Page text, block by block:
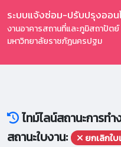
ระบบแจ้งซ่อม-ปรับปรุงออน
งานอาคารสถานที่และภูมิสถาปัตย์
มหาวิทยาลัยราชภัฏนครปฐม
ไทม์ไลน์สถานะการทำ
สถานะใบงาน:
ยกเลิกใ